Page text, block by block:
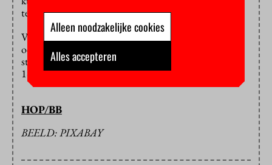
teruggave aanvragen bij de belastingdienst.
Vanaf september 2023 keert de basisbeurs weer terug,
ook voor een deel van de ouderejaars. Uitwonende
studenten krijgen boven op die beurs een bedrag van
164 euro per maand in verband met de hoge inflatie.
HOP/BB
BEELD: PIXABAY
Alleen noodzakelijke cookies
Alles accepteren